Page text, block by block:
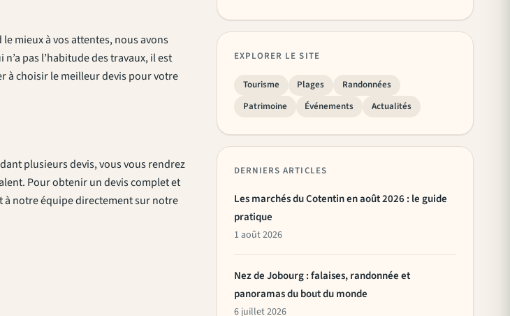
mieux à vos attentes, nous avons
pas l’habitude des travaux, il est
à choisir le meilleur devis pour votre
plusieurs devis, vous vous rendrez
Pour obtenir un devis complet et
à notre équipe directement sur notre
EXPLORER LE SITE
Tourisme Plages
Randonnées
Patrimoine
Événements Actualités
DERNIERS ARTICLES
Les marchés du Cotentin en août 2026 : le guide
pratique
1 août 2026
Nez de Jobourg : falaises, randonnée et
panoramas du bout du monde
6 juillet 2026